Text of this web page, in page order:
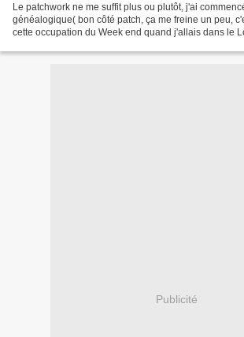
Le patchwork ne me suffit plus ou plutôt, j'ai
généalogique( bon côté patch, ça me freine un peu,
cette occupation du Week end quand j'allais dans le
Publicité